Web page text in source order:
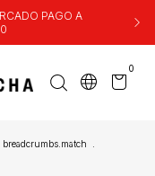
PAGO A
0
breadcrumbs.match